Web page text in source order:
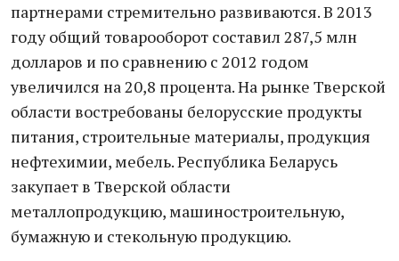
партнерами стремительно развиваются. В 2013
году общий товарооборот составил 287,5 млн
долларов и по сравнению с 2012 годом
увеличился на 20,8 процента. На рынке Тверской
области востребованы белорусские продукты
питания, строительные материалы, продукция
нефтехимии, мебель. Республика Беларусь
закупает в Тверской области
металлопродукцию, машиностроительную,
бумажную и стекольную продукцию.